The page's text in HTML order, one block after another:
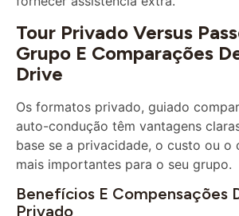
Tour Privado Versus
Grupo E Comparações
Drive
auto-condução têm vantagens
base se a privacidade, o custo ou o
mais importantes para o seu grupo.
Benefícios E Compensações
Privado